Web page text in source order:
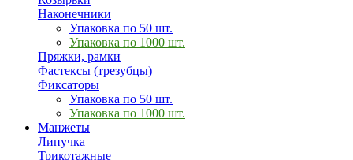
Наконечники
Упаковка по 50 шт.
Упаковка по 1000 шт.
Пряжки, рамки
Фастексы (трезубцы)
Фиксаторы
Упаковка по 50 шт.
Упаковка по 1000 шт.
Манжеты
Липучка
Трикотажные